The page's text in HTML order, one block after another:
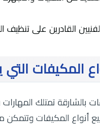
القادرين على
المكيفات التي
تمتلك المهارات
أنواع المكيفات وتتمكن